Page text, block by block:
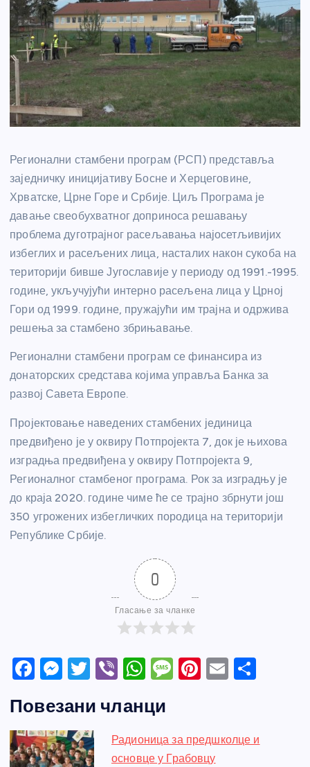
Регионални стамбени програм (РСП) представља
заједничку иницијативу Босне и Херцеговине,
Хрватске, Црне Горе и Србије. Циљ Програма је
давање свеобухватног доприноса решавању
проблема дуготрајног расељавања најосетљивијих
избеглих и расељених лица, насталих након сукоба на
територији бивше Југославије у периоду од 1991.-1995.
године, укључујући интерно расељена лица у Црној
Гори од 1999. године, пружајући им трајна и одржива
решења за стамбено збрињавање.
Регионални стамбени програм се финансира из
донаторских средстава којима управља Банка за
развој Савета Европе.
Пројектовање наведених стамбених јединица
предвиђено је у оквиру Потпројекта 7, док је њихова
изградња предвиђена у оквиру Потпројекта 9,
Регионалног стамбеног програма. Рок за изградњу је
до краја 2020. године чиме ће се трајно збрнути још
350 угрожених избегличких породица на територији
Републике Србије.
0
Гласање за чланке
F
c
e
b
M
ss
e
n
T
itt
er
Vi
er
W
at
s
A
M
a
g
Pi
e
st
E
e
Повезани чланци
Радионица за предшколце и
основце у Грабовцу